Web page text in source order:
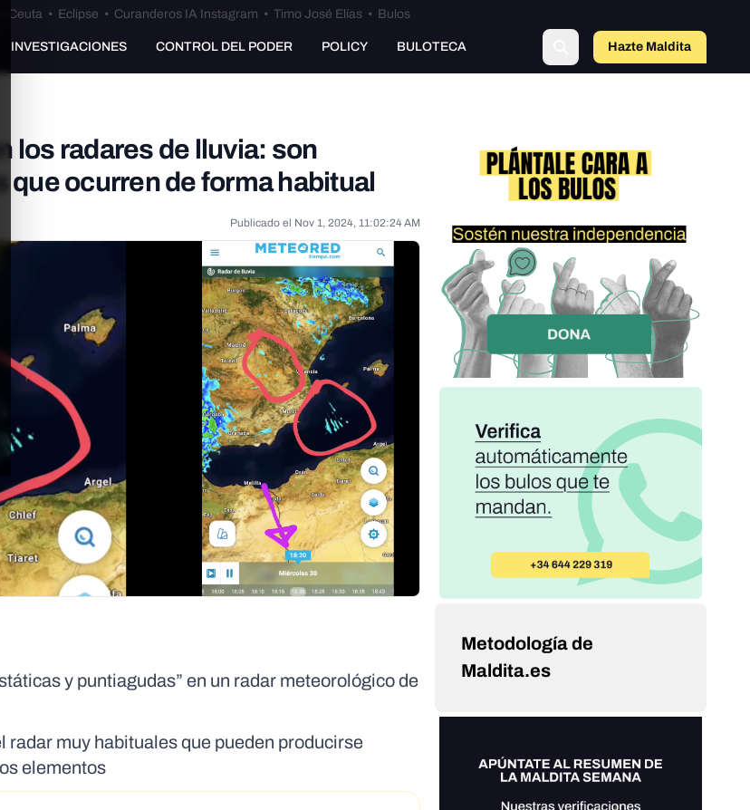
Ceuta • Eclipse • Curanderos IA Instagram • Timo José Elías • Bulos
INVESTIGACIONES CONTROL DEL PODER POLICY BULOTECA Hazte Maldito
los radares de lluvia: son
que ocurren de forma habitual
Publicado el Nov 1, 2024, 11:02:24 AM
y puntiagudas” en un radar meteorológico de
muy habituales que pueden producirse
elementos
Metodología de
Maldita.es